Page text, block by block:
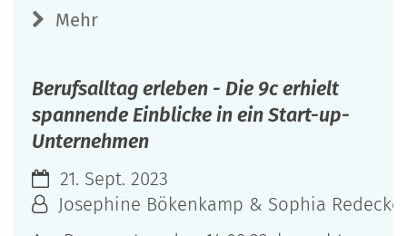
Mehr
Berufsalltag erleben - Die 9c erhielt
spannende Einblicke in ein Start-up-
Unternehmen
21. Sept. 2023
Josephine Bökenkamp & Sophia